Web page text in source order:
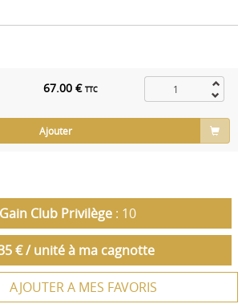
67.00 € TTC
Ajouter
Gain Club Privilège: 10
€ / unité à ma cagnotte
AJOUTER A MES FAVORIS